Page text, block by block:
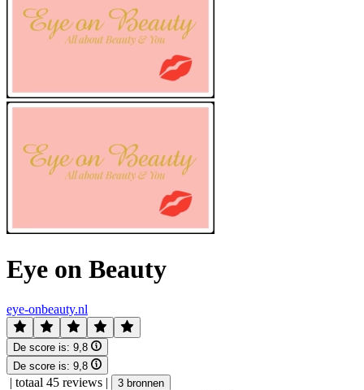
Eye on Beauty
eye-onbeauty.nl
De score is: 9,8
De score is: 9,8
| totaal 45 reviews | 3 bronnen